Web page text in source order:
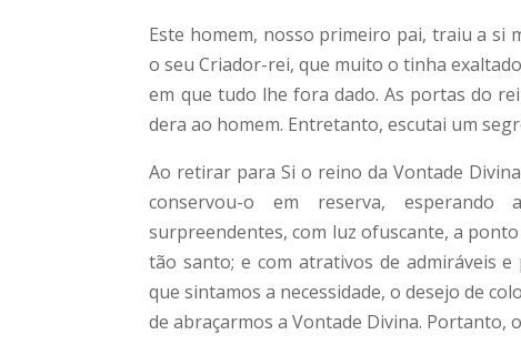
Este homem, nosso primeiro pai, traiu a si
o seu Criador-rei, que muito o tinha
em que tudo lhe fora dado. As portas do
dera ao homem. Entretanto, escutai um
Ao retirar para Si o reino da Vontade
conservou-o em reserva,
surpreendentes, com luz ofuscante, a
tão santo; e com atrativos de admiráveis
que sintamos a necessidade, o desejo de
de abraçarmos a Vontade Divina. Portanto,